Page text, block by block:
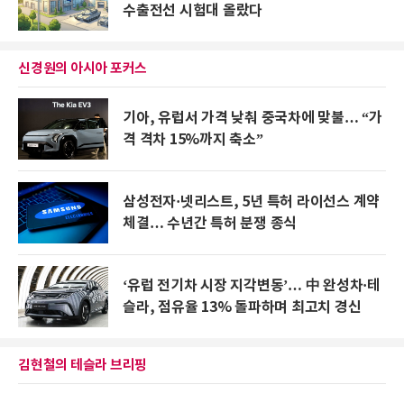
수출전선 시험대 올랐다
신경원의 아시아 포커스
기아, 유럽서 가격 낮춰 중국차에 맞불… “가
격 격차 15%까지 축소”
삼성전자·넷리스트, 5년 특허 라이선스 계약
체결… 수년간 특허 분쟁 종식
‘유럽 전기차 시장 지각변동’… 中 완성차·테
슬라, 점유율 13% 돌파하며 최고치 경신
김현철의 테슬라 브리핑